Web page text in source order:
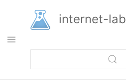
основному
содержанию
internet-